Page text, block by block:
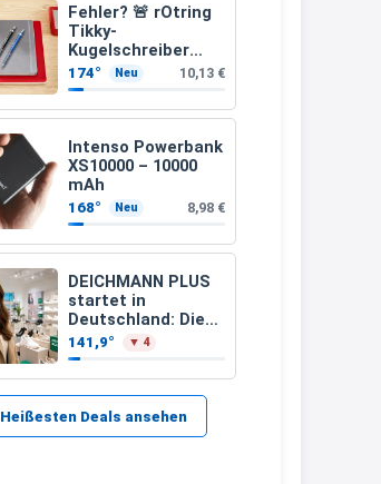
Fehler? 🚨 rOtring
Tikky-
Kugelschreiber
blaue Tinte
mittlere Spitze
blau (1,0 mm – 12
Stück)
174° Neu 10,13 €
Intenso Powerbank
XS10000 – 10000
mAh
168° Neu 8,98 €
DEICHMANN PLUS
startet in
Deutschland: Diese
Vorteile bekommt
Ihr jetzt beim
Schuhkauf
141,9° ▼ 4
Heißesten Deals ansehen
Och siche den Gutschein
fürmeggelebaguetts
Kerstin
Meggle bagett Gutschein code
21:37
↩
Kerstin
Bei EDEKA
↩